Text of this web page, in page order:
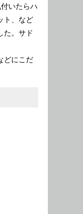
いたらハ
ト、など
た。サド
どにこだ